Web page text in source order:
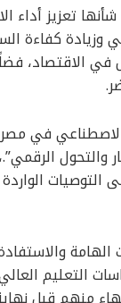
تعزيز
كفاءة
في الاقتصاد،
الاصطناعي في
والتحول
التعليم